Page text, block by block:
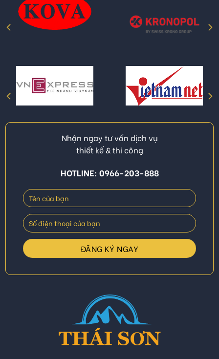
Nhận ngay tư vấn dịch vụ
thiết kế & thi công
HOTLINE: 0966-203-888